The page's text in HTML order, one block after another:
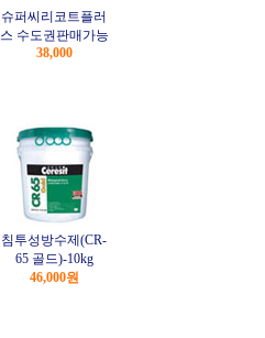
슈퍼씨리코트플러
스 수도권판매가능
38,000
침투성방수제(CR-
65 골드)-10kg
46,000원